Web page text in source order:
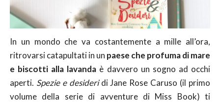
In un mondo che va costantemente a mille all’ora,
ritrovarsi catapultati in un paese che profuma di mare
e biscotti alla lavanda è davvero un sogno ad occhi
aperti. Spezie e desideridi Jane Rose Caruso (il primo
volume della serie di avventure di Miss Book) ti